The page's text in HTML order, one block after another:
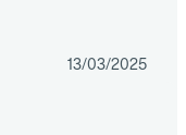
13/03/2025